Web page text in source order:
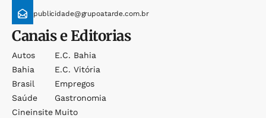
publicidade@grupoatarde.com.br
Canais e Editorias
Autos
Bahia
Brasil
Saúde
Cineinsite
E.c. Bahia
E.c. Vitória
Empregos
Gastronomia
Muito